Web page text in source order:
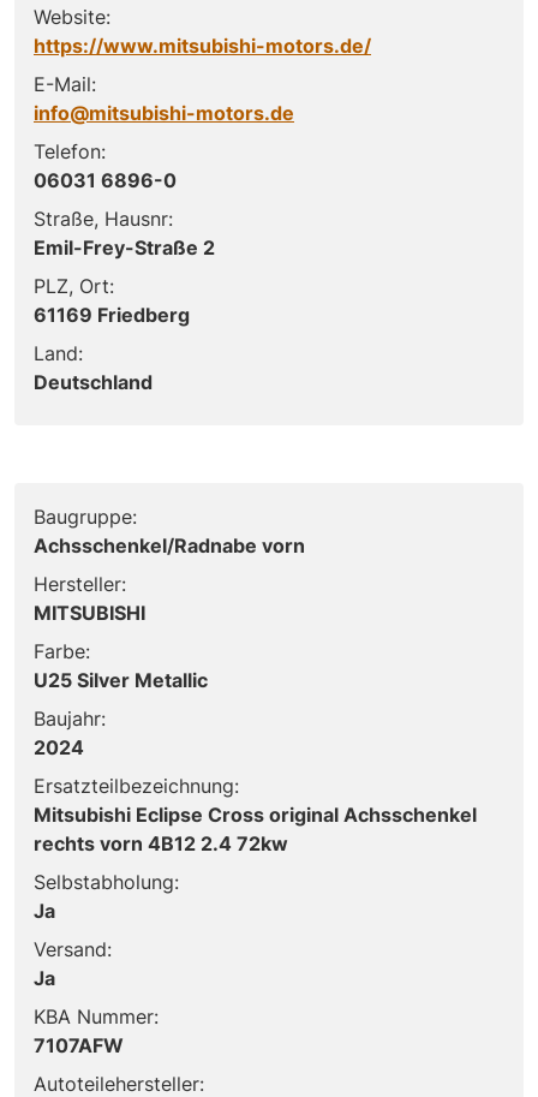
Website:
https://www.mitsubishi-motors.de/
E-Mail:
info@mitsubishi-motors.de
Telefon:
06031 6896-0
Straße, Hausnr:
Emil-Frey-Straße 2
PLZ, Ort:
61169 Friedberg
Land:
Deutschland
Baugruppe:
Achsschenkel/Radnabe vorn
Hersteller:
MITSUBISHI
Farbe:
U25 Silver Metallic
Baujahr:
2024
Ersatzteilbezeichnung:
Mitsubishi Eclipse Cross original Achsschenkel
rechts vorn 4B12 2.4 72kw
Selbstabholung:
Ja
Versand:
Ja
KBA Nummer:
7107AFW
Autoteilehersteller: